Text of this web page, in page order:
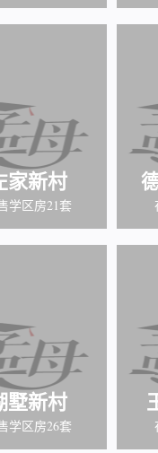
家新村
学区房21套
墅新村
学区房26套